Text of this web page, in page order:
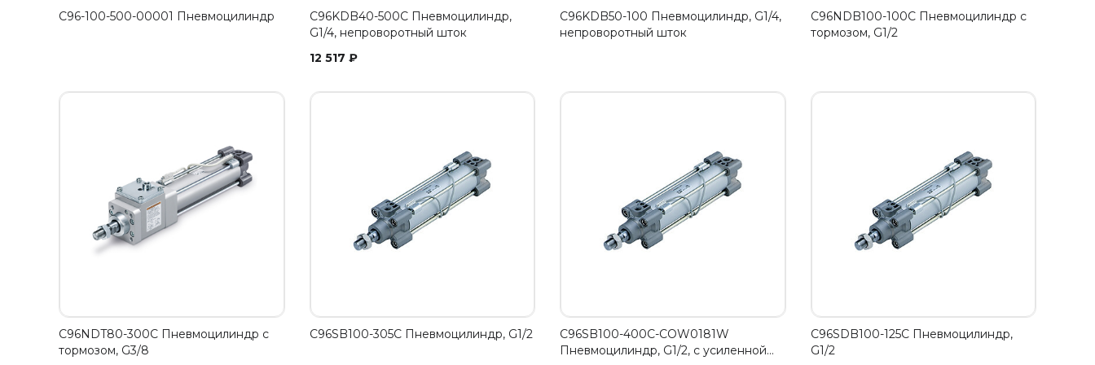
C96-100-500-00001 Пневмоцилиндр
C96KDB40-500C Пневмоцилиндр,
G1/4, непроворотный шток
12 517 ₽
C96KDB50-100 Пневмоцилиндр, G1/4,
непроворотный шток
C96NDB100-100C Пневмоцилиндр с
тормозом, G1/2
C96NDT80-300C Пневмоцилиндр с
тормозом, G3/8
C96SB100-305C Пневмоцилиндр, G1/2
C96SB100-400C-COW0181W
Пневмоцилиндр, G1/2, с усиленной…
C96SDB100-125C Пневмоцилиндр,
G1/2